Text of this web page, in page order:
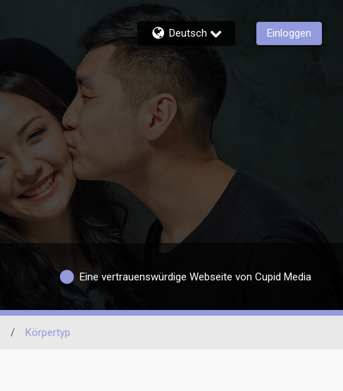
Deutsch Einloggen
Eine vertrauenswürdige Webseite von Cupid Media
/ Körpertyp